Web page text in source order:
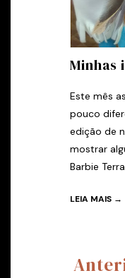
Minhas
Este mês
pouco
edição de
mostrar
Barbie
LEIA MAIS →